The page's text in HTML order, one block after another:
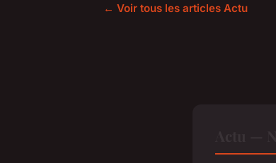
← Voir tous les articles Actu